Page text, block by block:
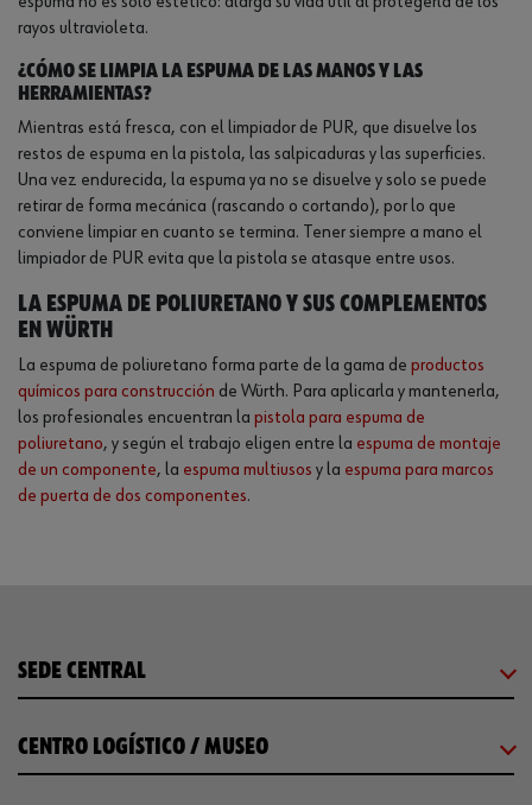
rayos ultravioleta.
¿Cómo se limpia la espuma de las manos y las
herramientas?
Mientras está fresca, con el limpiador de PUR, que disuelve los
restos de espuma en la pistola, las salpicaduras y las superficies.
Una vez endurecida, la espuma ya no se disuelve y solo se puede
retirar de forma mecánica (rascando o cortando), por lo que
conviene limpiar en cuanto se termina. Tener siempre a mano el
limpiador de PUR evita que la pistola se atasque entre usos.
La espuma de poliuretano y sus complementos
en Würth
La espuma de poliuretano forma parte de la gama de productos
químicos para construcción de Würth. Para aplicarla y mantenerla,
los profesionales encuentran la pistola para espuma de
poliuretano, y según el trabajo eligen entre la espuma de montaje
de un componente, la espuma multiusos y la espuma para marcos
de puerta de dos componentes.
SEDE CENTRAL
CENTRO LOGÍSTICO / MUSEO